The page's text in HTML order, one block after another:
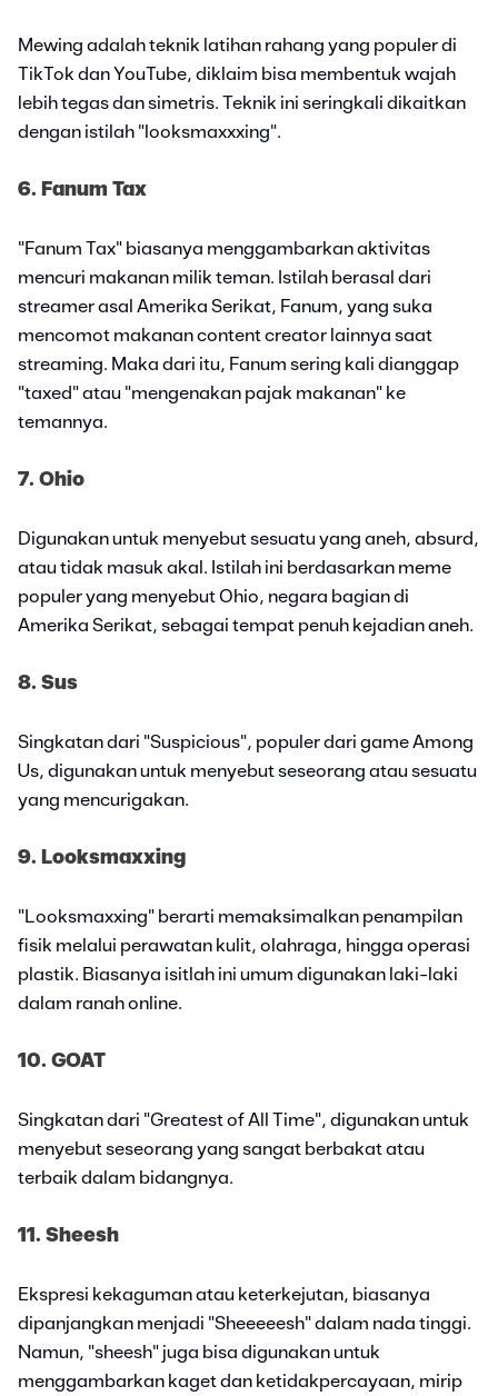
Mewing adalah teknik latihan rahang yang populer di
TikTok dan YouTube, diklaim bisa membentuk wajah
lebih tegas dan simetris. Teknik ini seringkali dikaitkan
dengan istilah "looksmaxxxing".
6. Fanum Tax
"Fanum Tax" biasanya menggambarkan aktivitas
mencuri makanan milik teman. Istilah berasal dari
streamer asal Amerika Serikat, Fanum, yang suka
mencomot makanan content creator lainnya saat
streaming. Maka dari itu, Fanum sering kali dianggap
"taxed" atau "mengenakan pajak makanan" ke
temannya.
7. Ohio
Digunakan untuk menyebut sesuatu yang aneh, absurd,
atau tidak masuk akal. Istilah ini berdasarkan meme
populer yang menyebut Ohio, negara bagian di
Amerika Serikat, sebagai tempat penuh kejadian aneh.
8. Sus
Singkatan dari "Suspicious", populer dari game Among
Us, digunakan untuk menyebut seseorang atau sesuatu
yang mencurigakan.
9. Looksmaxxing
"Looksmaxxing" berarti memaksimalkan penampilan
fisik melalui perawatan kulit, olahraga, hingga operasi
plastik. Biasanya isitlah ini umum digunakan laki-laki
dalam ranah online.
10. GOAT
Singkatan dari "Greatest of All Time", digunakan untuk
menyebut seseorang yang sangat berbakat atau
terbaik dalam bidangnya.
11. Sheesh
Ekspresi kekaguman atau keterkejutan, biasanya
dipanjangkan menjadi "Sheeeeesh" dalam nada tinggi.
Namun, "sheesh" juga bisa digunakan untuk
menggambarkan kaget dan ketidakpercayaan, mirip